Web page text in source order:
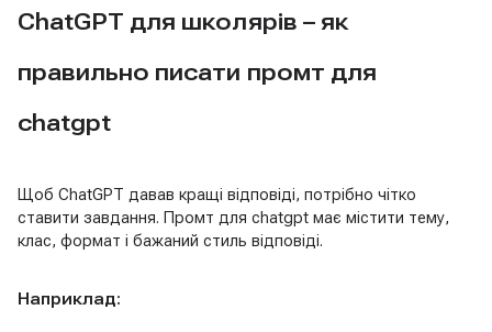
ChatGPT для школярів – як
правильно писати промт для
chatgpt
Щоб ChatGPT давав кращі відповіді, потрібно чітко
ставити завдання. Промт для chatgpt має містити тему,
клас, формат і бажаний стиль відповіді.
Наприклад: